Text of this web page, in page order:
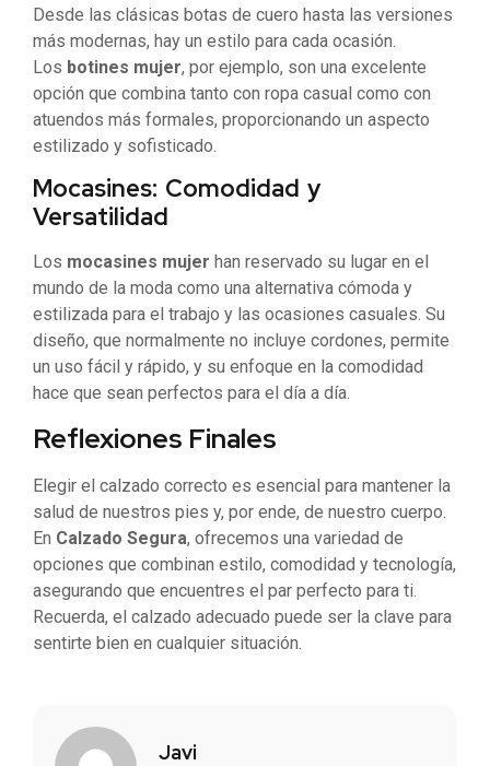
Desde las clásicas botas de cuero hasta las versiones
más modernas, hay un estilo para cada ocasión.
Los botines mujer, por ejemplo, son una excelente
opción que combina tanto con ropa casual como con
atuendos más formales, proporcionando un aspecto
estilizado y sofisticado.
Mocasines: Comodidad y
Versatilidad
Los mocasines mujer han reservado su lugar en el
mundo de la moda como una alternativa cómoda y
estilizada para el trabajo y las ocasiones casuales. Su
diseño, que normalmente no incluye cordones, permite
un uso fácil y rápido, y su enfoque en la comodidad
hace que sean perfectos para el día a día.
Reflexiones Finales
Elegir el calzado correcto es esencial para mantener la
salud de nuestros pies y, por ende, de nuestro cuerpo.
En Calzado Segura, ofrecemos una variedad de
opciones que combinan estilo, comodidad y tecnología,
asegurando que encuentres el par perfecto para ti.
Recuerda, el calzado adecuado puede ser la clave para
sentirte bien en cualquier situación.
Javi